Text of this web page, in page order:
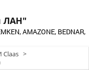
ЛАН"
AMAZONE, BEDNAR,
>